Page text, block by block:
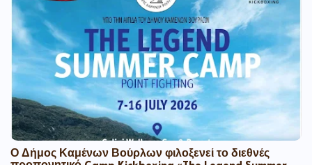
Ο Δήμος Καμένων Βούρλων φιλοξενεί το διεθνές